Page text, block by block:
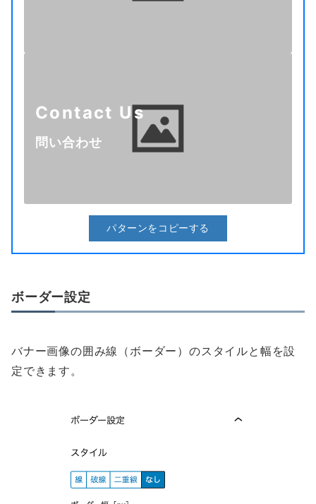
Contact Us
問い合わせ
パターンをコピーする
ボーダー設定
バナー画像の囲み線（ボーダー）のスタイルと幅を設
定できます。